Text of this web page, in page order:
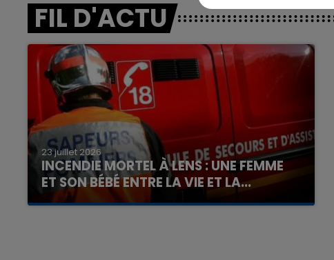
FIL D'ACTU
23 juillet 2026
INCENDIE MORTEL À LENS : UNE FEMME
ET SON BÉBÉ ENTRE LA VIE ET LA...
Un homme s'est immolé par le feu après avoir
16h00 - 20h00
La Team du Week-end